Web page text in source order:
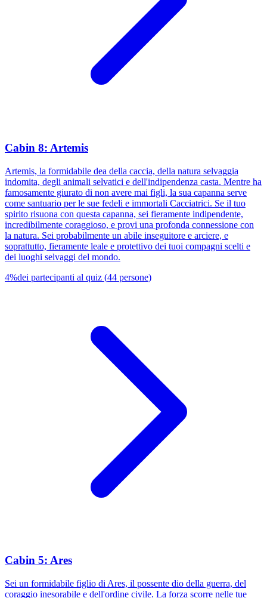
Cabin 8: Artemis
Artemis, la formidabile dea della caccia, della natura selvaggia
indomita, degli animali selvatici e dell'indipendenza casta. Mentre ha
famosamente giurato di non avere mai figli, la sua capanna serve
come santuario per le sue fedeli e immortali Cacciatrici. Se il tuo
spirito risuona con questa capanna, sei fieramente indipendente,
incredibilmente coraggioso, e provi una profonda connessione con
la natura. Sei probabilmente un abile inseguitore e arciere, e
soprattutto, fieramente leale e protettivo dei tuoi compagni scelti e
dei luoghi selvaggi del mondo.
4%dei partecipanti al quiz (44 persone)
Cabin 5: Ares
Sei un formidabile figlio di Ares, il possente dio della guerra, del
coraggio inesorabile e dell'ordine civile. La forza scorre nelle tue